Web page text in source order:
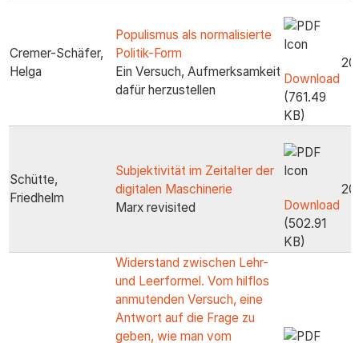
Cremer-Schäfer,
Helga
Populismus als normalisierte
Politik-Form
Ein Versuch, Aufmerksamkeit
dafür herzustellen
Download
(761.49
KB)
Schütte,
Friedhelm
Subjektivität im Zeitalter der
digitalen Maschinerie
Marx revisited
Download
(502.91
KB)
Widerstand zwischen Lehr-
und Leerformel. Vom hilflos
anmutenden Versuch, eine
Antwort auf die Frage zu
geben, wie man vom